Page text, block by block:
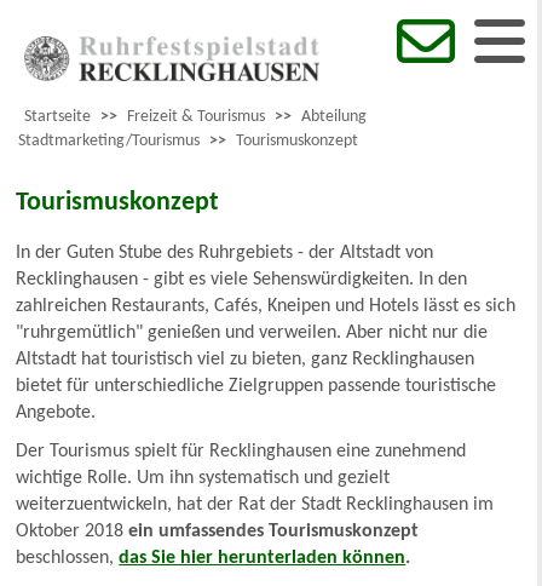
Startseite >> Freizeit & Tourismus >> Abteilung
Stadtmarketing/Tourismus >> Tourismuskonzept
Tourismuskonzept
In der Guten Stube des Ruhrgebiets - der Altstadt von
Recklinghausen - gibt es viele Sehenswürdigkeiten. In den
zahlreichen Restaurants, Cafés, Kneipen und Hotels lässt es sich
"ruhrgemütlich" genießen und verweilen. Aber nicht nur die
Altstadt hat touristisch viel zu bieten, ganz Recklinghausen
bietet für unterschiedliche Zielgruppen passende touristische
Angebote.
Der Tourismus spielt für Recklinghausen eine zunehmend
wichtige Rolle. Um ihn systematisch und gezielt
weiterzuentwickeln, hat der Rat der Stadt Recklinghausen im
Oktober 2018ein umfassendes Tourismuskonzept
beschlossen,das Sie hier herunterladen können.